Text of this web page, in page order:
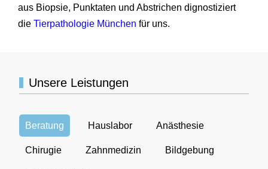
aus Biopsie, Punktaten und Abstrichen dignostiziert
die Tierpathologie München für uns.
Unsere Leistungen
Beratung Hauslabor Anästhesie
Chirugie Zahnmedizin Bildgebung